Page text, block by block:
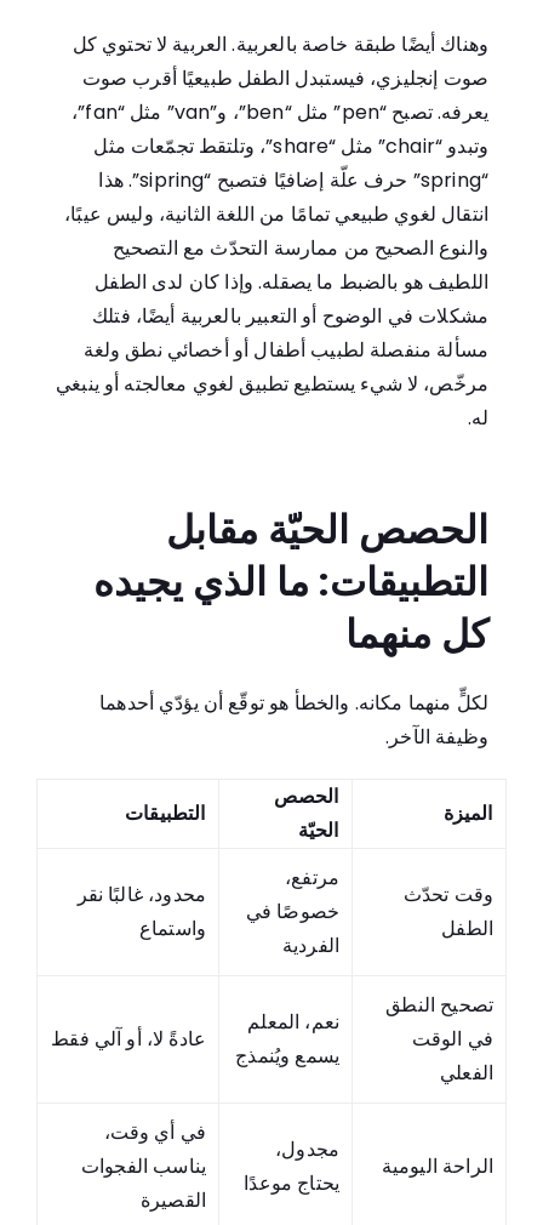
وهناك أيضًا طبقة خاصة بالعربية. العربية لا تحتوي كل
صوت إنجليزي، فيستبدل الطفل طبيعيًا أقرب صوت
يعرفه. تصبح “pen” مثل “ben”، و”van” مثل “fan”،
وتبدو “chair” مثل “share”، وتلتقط تجمّعات مثل
“spring” حرف علّة إضافيًا فتصبح “sipring”. هذا
انتقال لغوي طبيعي تمامًا من اللغة الثانية، وليس عيبًا،
والنوع الصحيح من ممارسة التحدّث مع التصحيح
اللطيف هو بالضبط ما يصقله. وإذا كان لدى الطفل
مشكلات في الوضوح أو التعبير بالعربية أيضًا، فتلك
مسألة منفصلة لطبيب أطفال أو أخصائي نطق ولغة
مرخّص، لا شيء يستطيع تطبيق لغوي معالجته أو ينبغي
له.
الحصص الحيّة مقابل
التطبيقات: ما الذي يجيده
كل منهما
لكلٍّ منهما مكانه. والخطأ هو توقّع أن يؤدّي أحدهما
وظيفة الآخر.
الميزة
الحصص
الحيّة
التطبيقات
وقت تحدّث
الطفل
مرتفع،
خصوصًا في
الفردية
محدود، غالبًا نقر
واستماع
تصحيح النطق
في الوقت
الفعلي
نعم، المعلم
يسمع ويُنمذج
عادةً لا، أو آلي فقط
الراحة اليومية
مجدول،
يحتاج موعدًا
في أي وقت،
يناسب الفجوات
القصيرة